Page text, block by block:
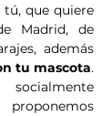
que quiere
Madrid, de
además
tu mascota.